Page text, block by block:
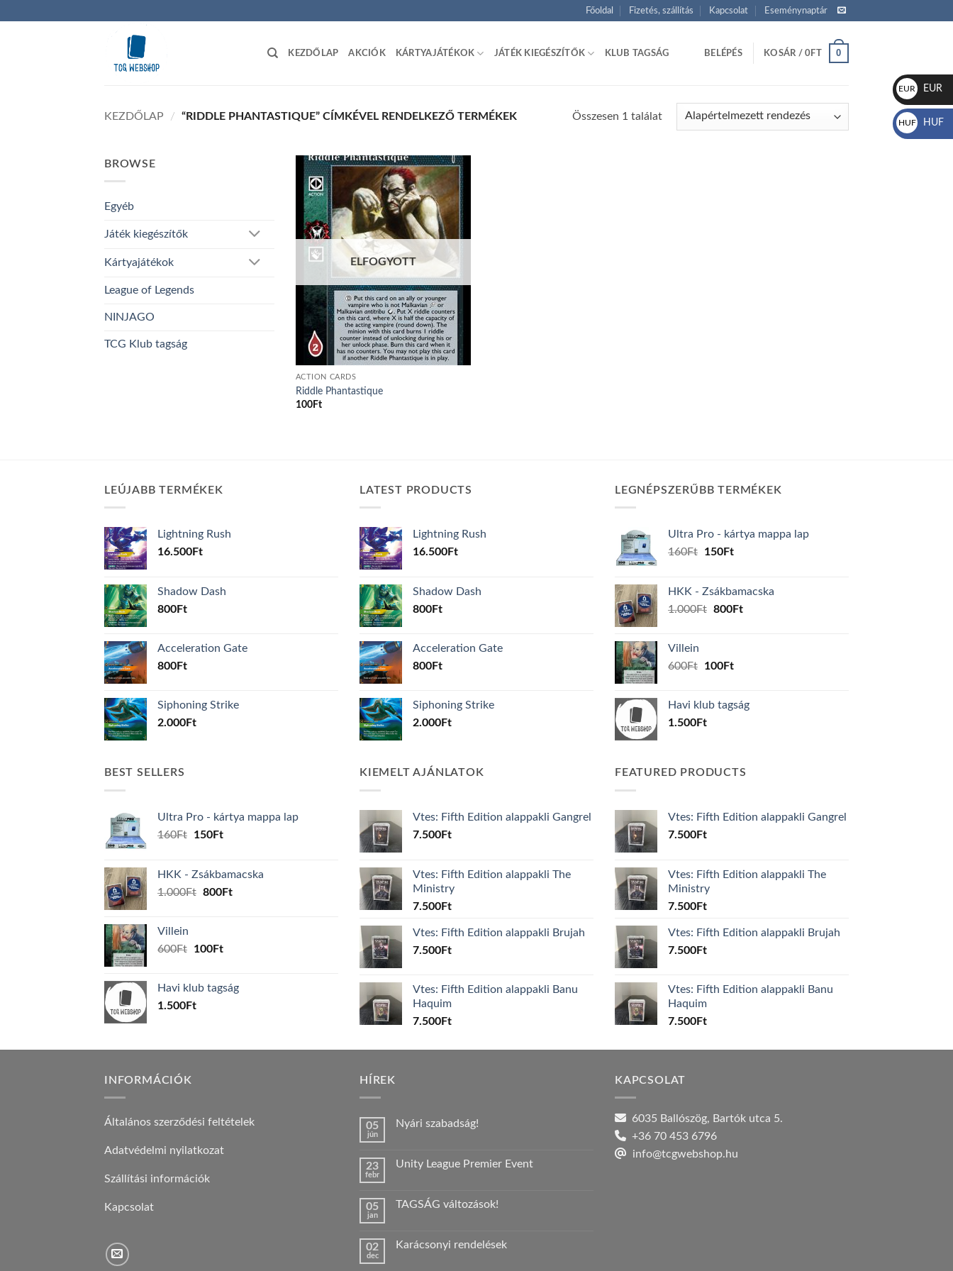
Főoldal Fizetés, szállítás Kapcsolat Eseménynaptár
KEZDŐLAP AKCIÓK KÁRTYAJÁTÉKOK JÁTÉK KIEGÉSZÍTŐK KLUB TAGSÁG BELÉPÉS KOSÁR /0FT 0
KEZDŐLAP / “RIDDLE PHANTASTIQUE” CÍMKÉVEL RENDELKEZŐ TERMÉKEK Összesen 1 találat
BROWSE
Egyéb
Játék kiegészítők
Kártyajátékok
League of Legends
NINJAGO
TCG Klub tagság
Add to
wishlist
ELFOGYOTT
ACTION CARDS
Riddle Phantastique
100Ft
LEÚJABB TERMÉKEK
Lightning Rush
16.500Ft
Shadow Dash
800Ft
Acceleration Gate
800Ft
Siphoning Strike
2.000Ft
LATEST PRODUCTS
Lightning Rush
16.500Ft
Shadow Dash
800Ft
Acceleration Gate
800Ft
Siphoning Strike
2.000Ft
LEGNÉPSZERŰBB TERMÉKEK
Ultra Pro - kártya mappa lap
160Ft
Original
160Ft.
150FtCurrent
150Ft.
HKK - Zsákbamacska
1.000Ft Original
800FtCurrent
Villein
600Ft
Original
600Ft.
100FtCurrent
100Ft.
Havi klub tagság
1.500Ft
BEST SELLERS
Ultra Pro - kártya mappa lap
160Ft
Original
160Ft.
150FtCurrent
150Ft.
HKK - Zsákbamacska
1.000Ft Original
800FtCurrent
Villein
600Ft
Original
600Ft.
100FtCurrent
100Ft.
Havi klub tagság
1.500Ft
KIEMELT AJÁNLATOK
Vtes: Fifth Edition alappakli Gangrel
7.500Ft
Vtes: Fifth Edition alappakli The
Ministry
7.500Ft
Vtes: Fifth Edition alappakli Brujah
7.500Ft
Vtes: Fifth Edition alappakli Banu
Haquim
7.500Ft
FEATURED PRODUCTS
Vtes: Fifth Edition alappakli Gangrel
7.500Ft
Vtes: Fifth Edition alappakli The
Ministry
7.500Ft
Vtes: Fifth Edition alappakli Brujah
7.500Ft
Vtes: Fifth Edition alappakli Banu
Haquim
7.500Ft
INFORMÁCIÓK
Általános szerződési feltételek
Adatvédelmi nyilatkozat
Szállítási információk
Kapcsolat
HÍREK
05
jún
Nyári szabadság!
Nyári
23
febr
Unity League Premier Event
Unity
bejegyzéshez
05
jan
TAGSÁG változások!
TAGSÁG
02
dec
Karácsonyi rendelések
KAPCSOLAT
6035 Ballószög, Bartók utca 5.
+36 70 453 6796
info@tcgwebshop.hu
EUR
€
EUR
HUF
Ft
HUF